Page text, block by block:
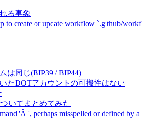
る事象
to create or update workflow `.github/
は同じ(BIP39 / BIP44)
たDOTアカウントの可搬性はない
いてまとめてみた
'Â ', perhaps misspelled or defined by